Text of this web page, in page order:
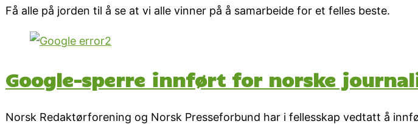
Få alle på jorden til å se at vi alle vinner på å samarbeide for et felles beste.
Google-sperre innført for norske
Norsk Redaktørforening og Norsk Presseforbund har i fellesskap vedtatt å